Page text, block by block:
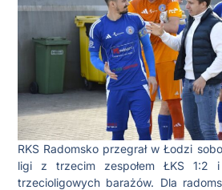
RKS Radomsko przegrał w Łodzi
ligi z trzecim zespołem ŁKS
trzecioligowych barażów. Dla